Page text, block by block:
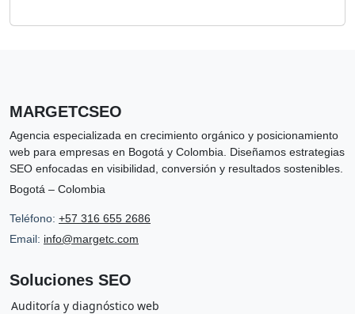
MARGETCSEO
Agencia especializada en crecimiento orgánico y posicionamiento
web para empresas en Bogotá y Colombia. Diseñamos estrategias
SEO enfocadas en visibilidad, conversión y resultados sostenibles.
Bogotá – Colombia
Teléfono: +57 316 655 2686
Email: info@margetc.com
Soluciones SEO
Auditoría y diagnóstico web